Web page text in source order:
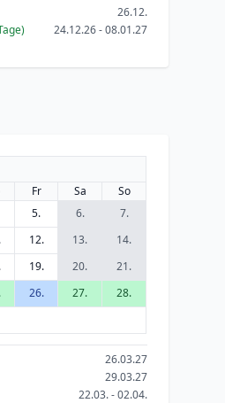
26.12.
24.12.26 - 08.01.27
Fr Sa
So
5. 6.
7.
12. 13.
14.
19. 20.
21.
26. 27.
28.
26.03.27
29.03.27
22.03. - 02.04.